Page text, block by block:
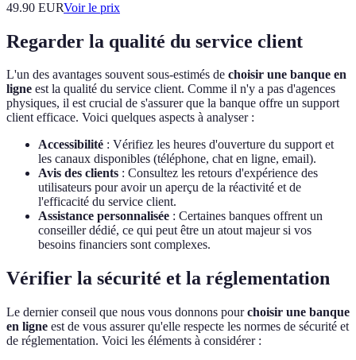
49.90 EURVoir le prix
Regarder la qualité du service client
L'un des avantages souvent sous-estimés de choisir une banque en
ligne est la qualité du service client. Comme il n'y a pas d'agences
physiques, il est crucial de s'assurer que la banque offre un support
client efficace. Voici quelques aspects à analyser :
Accessibilité : Vérifiez les heures d'ouverture du support et
les canaux disponibles (téléphone, chat en ligne, email).
Avis des clients : Consultez les retours d'expérience des
utilisateurs pour avoir un aperçu de la réactivité et de
l'efficacité du service client.
Assistance personnalisée : Certaines banques offrent un
conseiller dédié, ce qui peut être un atout majeur si vos
besoins financiers sont complexes.
Vérifier la sécurité et la réglementation
Le dernier conseil que nous vous donnons pourchoisir une banque
en ligne est de vous assurer qu'elle respecte les normes de sécurité et
de réglementation. Voici les éléments à considérer :